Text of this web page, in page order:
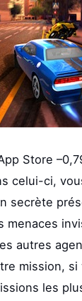
Store
celui-ci,
secrète
menaces
autres
mission, si
les